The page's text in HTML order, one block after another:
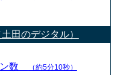
田のデジタル）
ン数 （約5分10秒）